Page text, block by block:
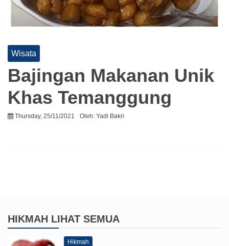
Wisata
Bajingan Makanan Unik
Khas Temanggung
Thursday, 25/11/2021 Oleh: Yadi Bakri
HIKMAH LIHAT SEMUA
Hikmah